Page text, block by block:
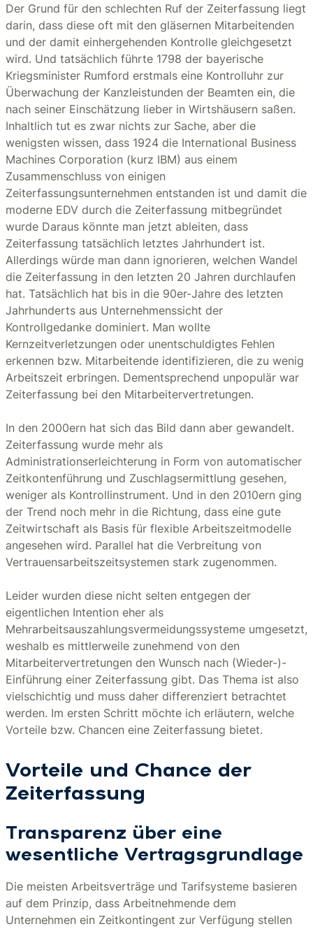
Der Grund für den schlechten Ruf der Zeiterfassung liegt
darin, dass diese oft mit den gläsernen Mitarbeitenden
und der damit einhergehenden Kontrolle gleichgesetzt
wird. Und tatsächlich führte 1798 der bayerische
Kriegsminister Rumford erstmals eine Kontrolluhr zur
Überwachung der Kanzleistunden der Beamten ein, die
nach seiner Einschätzung lieber in Wirtshäusern saßen.
Inhaltlich tut es zwar nichts zur Sache, aber die
wenigsten wissen, dass 1924 die International Business
Machines Corporation (kurz IBM) aus einem
Zusammenschluss von einigen
Zeiterfassungsunternehmen entstanden ist und damit die
moderne EDV durch die Zeiterfassung mitbegründet
wurde Daraus könnte man jetzt ableiten, dass
Zeiterfassung tatsächlich letztes Jahrhundert ist.
Allerdings würde man dann ignorieren, welchen Wandel
die Zeiterfassung in den letzten 20 Jahren durchlaufen
hat. Tatsächlich hat bis in die 90er-Jahre des letzten
Jahrhunderts aus Unternehmenssicht der
Kontrollgedanke dominiert. Man wollte
Kernzeitverletzungen oder unentschuldigtes Fehlen
erkennen bzw. Mitarbeitende identifizieren, die zu wenig
Arbeitszeit erbringen. Dementsprechend unpopulär war
Zeiterfassung bei den Mitarbeitervertretungen.
In den 2000ern hat sich das Bild dann aber gewandelt.
Zeiterfassung wurde mehr als
Administrationserleichterung in Form von automatischer
Zeitkontenführung und Zuschlagsermittlung gesehen,
weniger als Kontrollinstrument. Und in den 2010ern ging
der Trend noch mehr in die Richtung, dass eine gute
Zeitwirtschaft als Basis für flexible Arbeitszeitmodelle
angesehen wird. Parallel hat die Verbreitung von
Vertrauensarbeitszeitsystemen stark zugenommen.
Leider wurden diese nicht selten entgegen der
eigentlichen Intention eher als
Mehrarbeitsauszahlungsvermeidungssysteme umgesetzt,
weshalb es mittlerweile zunehmend von den
Mitarbeitervertretungen den Wunsch nach (Wieder-)-
Einführung einer Zeiterfassung gibt. Das Thema ist also
vielschichtig und muss daher differenziert betrachtet
werden. Im ersten Schritt möchte ich erläutern, welche
Vorteile bzw. Chancen eine Zeiterfassung bietet.
Vorteile und Chance der
Zeiterfassung
Transparenz über eine
wesentliche Vertragsgrundlage
Die meisten Arbeitsverträge und Tarifsysteme basieren
auf dem Prinzip, dass Arbeitnehmende dem
Unternehmen ein Zeitkontingent zur Verfügung stellen